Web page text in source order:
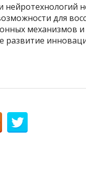
нейротехнологий
для
механизмов и
развитие